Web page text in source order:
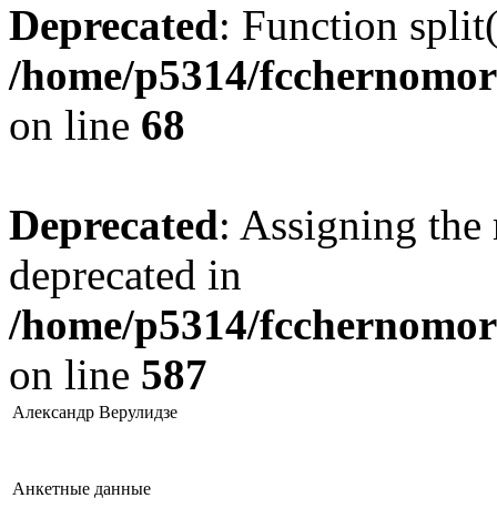
Deprecated: Function
/home/p5314/
on line 68
Deprecated: Assigning the
deprecated in
/home/p5314/
on line 587
Александр Верулидзе
Анкетные данные